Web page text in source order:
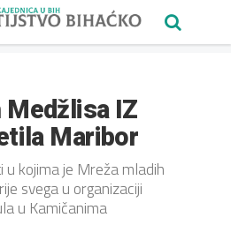
Medžlisa IZ
Maribor
kojima je Mreža mladih
svega u organizaciji
u Kamičanima